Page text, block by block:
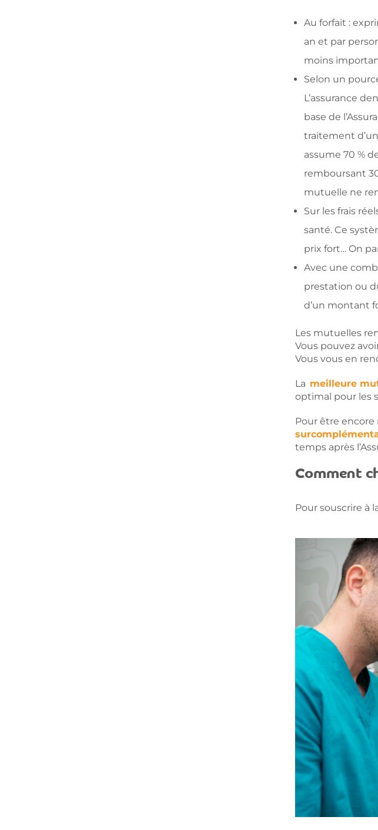
Au forfait :
an et par
moins
Selon un
L’assurance
base de
traitement
assume 70 %
remboursant
mutuelle ne
Sur les frais
santé. Ce
prix fort… On
Avec une
prestation ou
d’un montant
Les mutuelles
Vous pouvez
Vous vous en
La meilleure
optimal pour les
Pour être encore
temps après
Comment
Pour souscrire à